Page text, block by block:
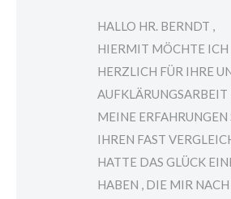
HALLO HR. BERNDT ,
HIERMIT MÖCHTE ICH
HERZLICH FÜR IHRE
MEINE
IHREN FAST
HATTE DAS GLÜCK
HABEN , DIE MIR